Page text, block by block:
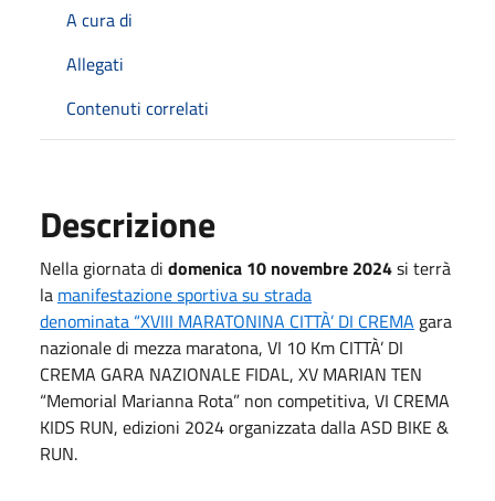
A cura di
Allegati
Contenuti correlati
Descrizione
Nella giornata di domenica 10 novembre 2024si terrà
la manifestazione sportiva su strada
denominata “XVIII MARATONINA CITTÀ’ DI CREMA gara
nazionale di mezza maratona, VI 10 Km CITTÀ’ DI
CREMA GARA NAZIONALE FIDAL, XV MARIAN TEN
“Memorial Marianna Rota” non competitiva, VI CREMA
KIDS RUN, edizioni 2024 organizzata dalla ASD BIKE &
RUN.